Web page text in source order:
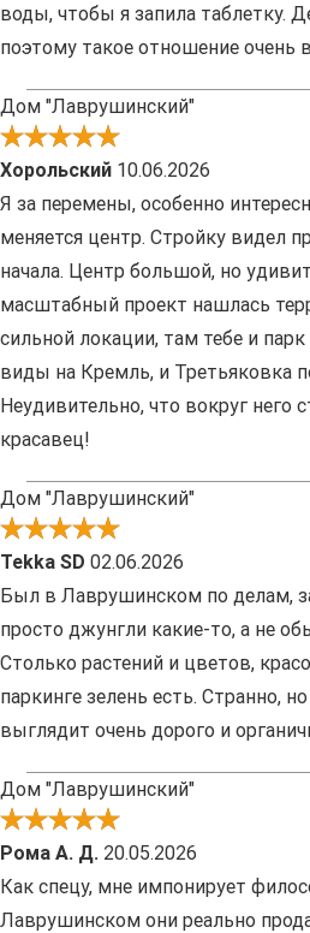
воды, чтобы я запила таблетку.
поэтому такое отношение очень
Дом "Лаврушинский"
Хорольский 10.06.2026
Я за перемены, особенно
меняется центр. Стройку видел
начала. Центр большой, но
масштабный проект нашлась
сильной локации, там тебе и
виды на Кремль, и Третьяковка
Неудивительно, что вокруг него
красавец!
Дом "Лаврушинский"
Tekka SD 02.06.2026
Был в Лаврушинском по делам,
просто джунгли какие-то, а не
Столько растений и цветов,
паркинге зелень есть. Странно,
выглядит очень дорого и
Дом "Лаврушинский"
Рома А. Д. 20.05.2026
Как спецу, мне импонирует
Лаврушинском они реально